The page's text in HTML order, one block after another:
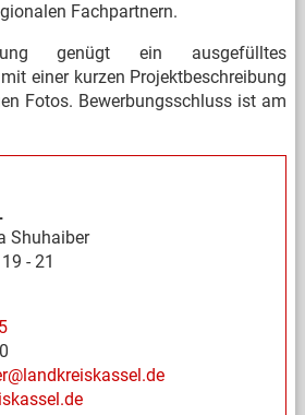
Fachpartnern.
genügt ein ausgefülltes
einer kurzen Projektbeschreibung
Fotos. Bewerbungsschluss ist am
Shuhaiber
- 21